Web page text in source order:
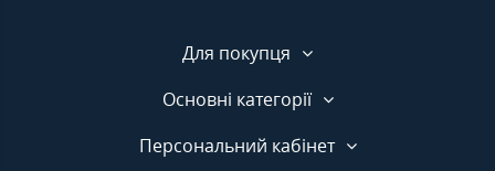
Для покупця
Основні категорії
Персональний кабінет